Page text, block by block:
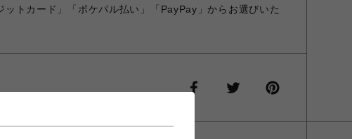
ットカード」「ポケパル払い」「PayPay」からお選びいた